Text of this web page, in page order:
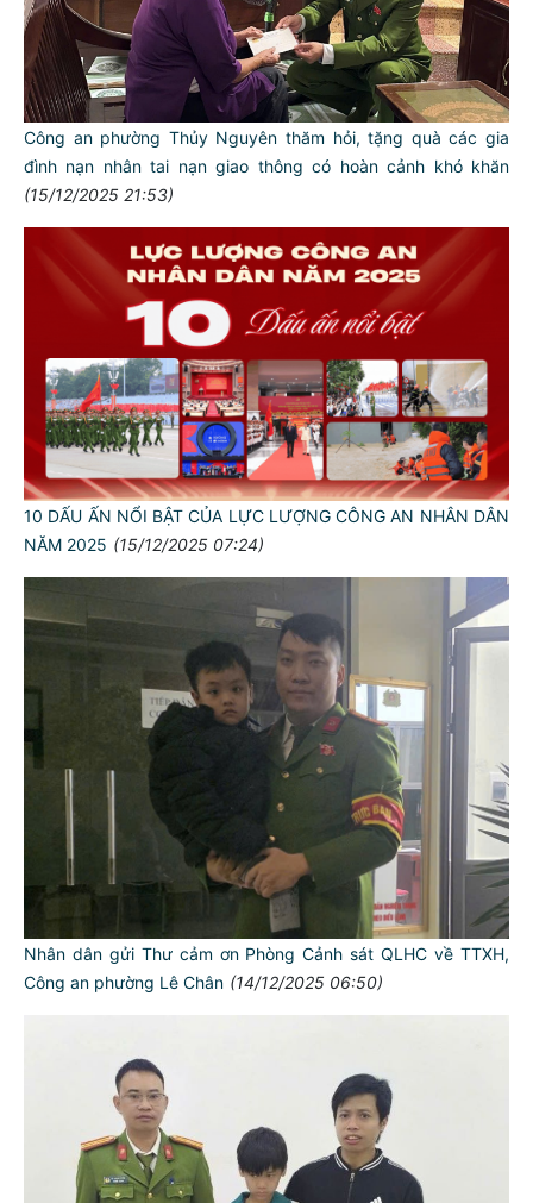
Công an phường Thủy Nguyên thăm hỏi, tặng quà các gia
đình nạn nhân tai nạn giao thông có hoàn cảnh khó khăn
(15/12/2025 21:53)
10 DẤU ẤN NỔI BẬT CỦA LỰC LƯỢNG CÔNG AN NHÂN DÂN
NĂM 2025 (15/12/2025 07:24)
Nhân dân gửi Thư cảm ơn Phòng Cảnh sát QLHC về TTXH,
Công an phường Lê Chân (14/12/2025 06:50)
TƯ CÁCH
NGƯỜI CÔNG AN CÁCH MỆNH LÀ: